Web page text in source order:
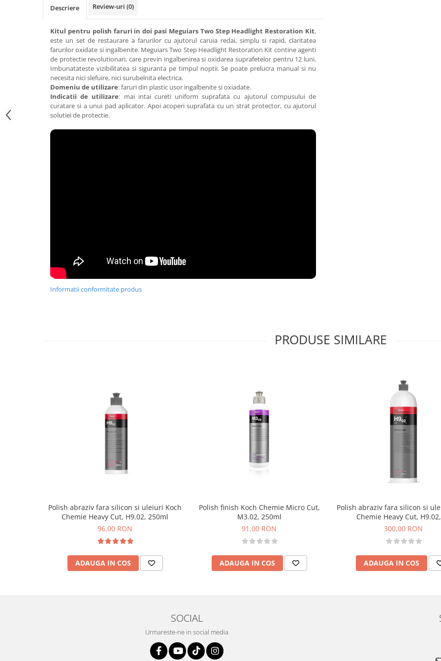
DETAILING RAPID EXTERIOR
Solutii detailing rapid
Accesorii detailing rapid
ACCESORII EXTERIOR
CONSUMABILE AUTO
Descriere Review-uri (0)
Kitul pentru polish faruri in doi pasi Meguiars Two Step Headlight Restoration Kit,
este un set de restaurare a farurilor cu ajutorul caruia redai, simplu si rapid, claritatea
farurilor oxidate si ingalbenite. Meguiars Two Step Headlight Restoration Kit contine agenti
de protectie revolutionari, care previn ingalbenirea si oxidarea suprafetelor pentru 12 luni.
Imbunatateste vizibilitatea si siguranta pe timpul noptii. Se poate prelucra manual si nu
necesita nici slefuire, nici surubelnita electrica.
Domeniu de utilizare: faruri din plastic usor ingalbenite si oxiadate.
Indicatii de utilizare: mai intai cureti uniform suprafata cu ajutorul compusului de
curatare si a unui pad aplicator. Apoi acoperi suprafata cu un strat protector, cu ajutorul
solutiei de protectie.
Informatii conformitate produs
PRODUSE SIMILARE
Polish abraziv fara silicon si uleiuri Koch
Chemie Heavy Cut, H9.02, 250ml
96,00 RON
ADAUGA IN COS
Polish finish Koch Chemie Micro Cut,
M3.02, 250ml
91,00 RON
ADAUGA IN COS
Polish abraziv fara silicon si
Chemie Heavy Cut,
300,00 RON
ADAUGA IN COS
SOCIAL
Urmareste-ne in social media